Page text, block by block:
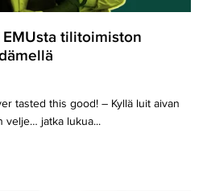
tilitoimiston
tasted this good! – Kyllä luit aivan
velje… jatka lukua...